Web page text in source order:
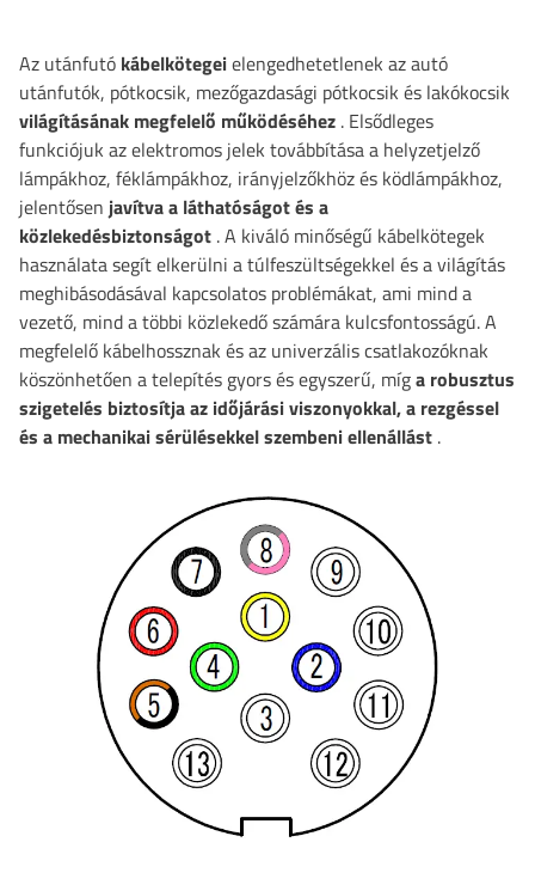
Az utánfutó kábelkötegeielengedhetetlenek az autó
utánfutók, pótkocsik, mezőgazdasági pótkocsik és lakókocsik
világításának megfelelő működéséhez . Elsődleges
funkciójuk az elektromos jelek továbbítása a helyzetjelző
lámpákhoz, féklámpákhoz, irányjelzőkhöz és ködlámpákhoz,
jelentősen javítva a láthatóságot és a
közlekedésbiztonságot . A kiváló minőségű kábelkötegek
használata segít elkerülni a túlfeszültségekkel és a világítás
meghibásodásával kapcsolatos problémákat, ami mind a
vezető, mind a többi közlekedő számára kulcsfontosságú. A
megfelelő kábelhossznak és az univerzális csatlakozóknak
köszönhetően a telepítés gyors és egyszerű, míga robusztus
szigetelés biztosítja az időjárási viszonyokkal, a rezgéssel
és a mechanikai sérülésekkel szembeni ellenállást .